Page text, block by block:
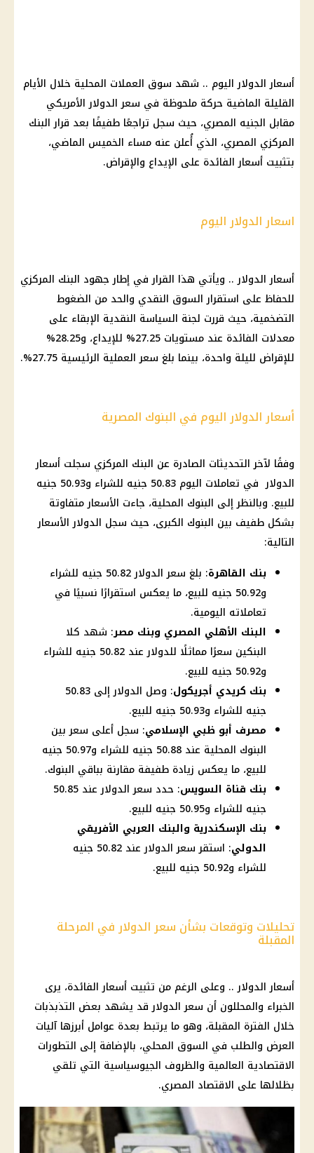
أسعار الدوﻻر اليوم .. شهد سوق العملات المحلية خلال الأيام
القليلة الماضية حركة ملحوظة في سعر الدولار الأمريكي
مقابل الجنيه المصري، حيث سجل تراجعًا طفيفًا بعد قرار البنك
المركزي المصري، الذي أُعلن عنه مساء الخميس الماضي،
بتثبيت أسعار الفائدة على الإيداع والإقراض.
اسعار الدوﻻر اليوم
أسعار الدوﻻر .. ويأتي هذا القرار في إطار جهود البنك المركزي
للحفاظ على استقرار السوق النقدي والحد من الضغوط
التضخمية، حيث قررت لجنة السياسة النقدية الإبقاء على
معدلات الفائدة عند مستويات 27.25% للإيداع، و28.25%
للإقراض لليلة واحدة، بينما بلغ سعر العملية الرئيسية 27.75%.
أسعار الدولار اليوم في البنوك المصرية
وفقًا لآخر التحديثات الصادرة عن البنك المركزي سجلت أسعار
الدوﻻر في تعاملات اليوم 50.83 جنيه للشراء و50.93 جنيه
للبيع. وبالنظر إلى البنوك المحلية، جاءت الأسعار متفاوتة
بشكل طفيف بين البنوك الكبرى، حيث سجل الدولار الأسعار
التالية:
بنك القاهرة
: بلغ سعر الدولار 50.82 جنيه للشراء
و50.92 جنيه للبيع، ما يعكس استقرارًا نسبيًا في
تعاملاته اليومية.
البنك الأهلي المصري وبنك مصر: شهد كلا
البنكين سعرًا مماثلًا للدولار عند 50.82 جنيه للشراء
و50.92 جنيه للبيع.
بنك كريدي أجريكول
: وصل الدولار إلى 50.83
جنيه للشراء و50.93 جنيه للبيع.
مصرف أبو ظبي الإسلامي: سجل أعلى سعر بين
البنوك المحلية عند 50.88 جنيه للشراء و50.97 جنيه
للبيع، ما يعكس زيادة طفيفة مقارنة بباقي البنوك.
بنك قناة السويس
: حدد سعر الدولار عند 50.85
جنيه للشراء و50.95 جنيه للبيع.
بنك الإسكندرية والبنك العربي الأفريقي
الدولي
: استقر سعر الدولار عند 50.82 جنيه
للشراء و50.92 جنيه للبيع.
تحليلات وتوقعات بشأن سعر الدولار في المرحلة
المقبلة
أسعار الدوﻻر .. وعلى الرغم من تثبيت أسعار الفائدة، يرى
الخبراء والمحللون أن سعر الدولار قد يشهد بعض التذبذبات
خلال الفترة المقبلة، وهو ما يرتبط بعدة عوامل أبرزها آليات
العرض والطلب في السوق المحلي، بالإضافة إلى التطورات
الاقتصادية العالمية والظروف الجيوسياسية التي تلقي
بظلالها على الاقتصاد المصري.